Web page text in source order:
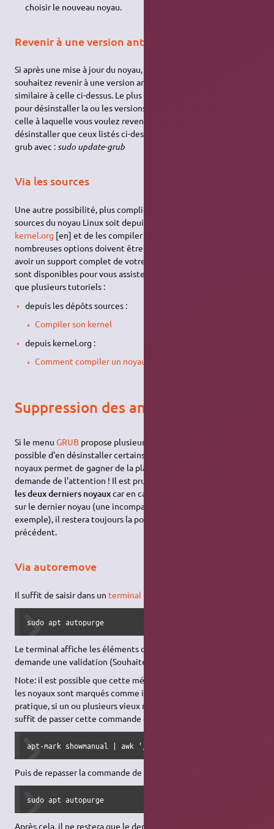
choisir le nouveau noyau.
Revenir à une version antérieure du noyau
Si après une mise à jour du noyau, vous avez un problème et
souhaitez revenir à une version antérieure, la manipulation est
similaire à celle ci-dessus. Le plus simple est d'utiliser Synaptic
pour désinstaller la ou les versions du noyau, postérieures à
celle à laquelle vous voulez revenir (même 4 paquets à
désinstaller que ceux listés ci-dessus). Ensuite mettez à jour le
grub avec :sudo update-grub
Via les sources
Une autre possibilité, plus compliquée, est de télécharger les
sources du noyau Linux soit depuis les dépôts, soit sur le site
kernel.org [en] et de les compiler vous-même. Pour ce faire, de
nombreuses options doivent être définies si vous souhaitez
avoir un support complet de votre matériel. Plusieurs outils
sont disponibles pour vous assister dans cette tache, de même
que plusieurs tutoriels :
depuis les dépôts sources :
Compiler son kernel
depuis kernel.org :
Comment compiler un noyau de Kernel.org
Suppression des anciens noyaux
Si le menuGRUB propose plusieurs versions de noyau, il est
possible d'en désinstaller certains. La suppression des anciens
noyaux permet de gagner de la place, mais cette manipulation
demande de l'attention ! Il est prudent de
les deux derniers noyauxcar en cas d'impossibilité de démarrer
sur le dernier noyau (une incompatibilité des pilotes par
exemple), il restera toujours la possibilité d'utiliser le noyau
précédent.
Via autoremove
Il suffit de saisir dans un terminal
sudo apt autopurge
Le terminal affiche les éléments qui seront supprimés et
demande une validation (Souhaitez-vous continuer ? [O/n]).
Note: il est possible que cette méthode ne fonctionne pas si
les noyaux sont marqués comme installés
pratique, si un ou plusieurs vieux noyaux résistent à la purge, il
suffit de passer cette commande dans le terminal :
apt-mark showmanual | awk '/linux-.*[0-9]/ && ! /hwe-
Puis de repasser la commande de nettoyage automatique :
sudo apt autopurge
Après cela, il ne restera que le dernier noyau et l'avant-dernier